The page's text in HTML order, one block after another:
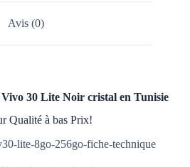
Avis (0)
30 Lite Noir cristal en Tunisie
Qualité à bas Prix!